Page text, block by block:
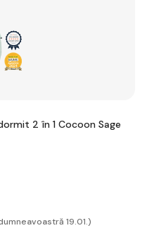
2 în 1 Cocoon Sage
19.01.)